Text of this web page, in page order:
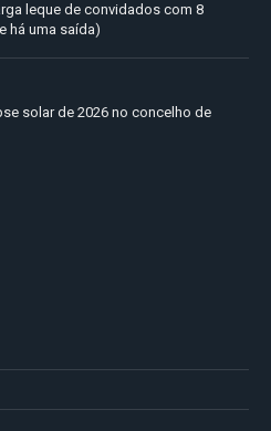
leque de convidados com 8
há uma saída)
solar de 2026 no concelho de